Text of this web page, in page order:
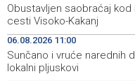
19:45
Novi Travnik
19:33
Crishock: OHR
political stakeholders in BiH
Obustavljen saobraćaj
cesti Visoko-Kakanj
06.08.2026 11:00
Sunčano i vruće narednih
lokalni pljuskovi